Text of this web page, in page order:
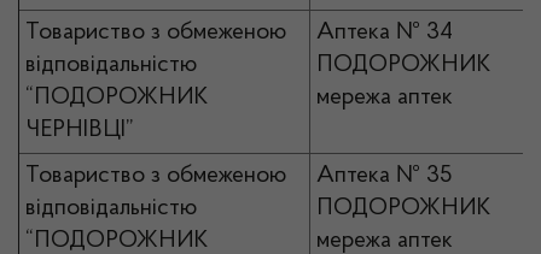
Товариство з обмеженою
відповідальністю
“ПОДОРОЖНИК
ЧЕРНІВЦІ”
Аптека № 34
ПОДОРОЖНИК
мережа аптек
Товариство з обмеженою
відповідальністю
“ПОДОРОЖНИК
Аптека № 35
ПОДОРОЖНИК
мережа аптек